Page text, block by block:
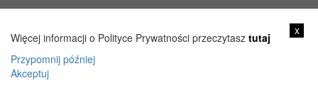
x
Więcej informacji o Polityce Prywatności przeczytasz tutaj
Przypomnij później
Akceptuj